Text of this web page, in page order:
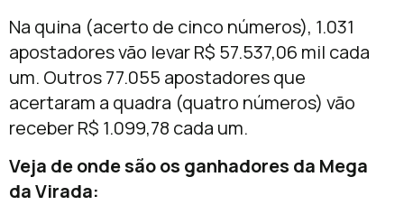
Na quina (acerto de cinco números), 1.031
apostadores vão levar R$ 57.537,06 mil cada
um. Outros 77.055 apostadores que
acertaram a quadra (quatro números) vão
receber R$ 1.099,78 cada um.
Veja de onde são os ganhadores da Mega
da Virada: